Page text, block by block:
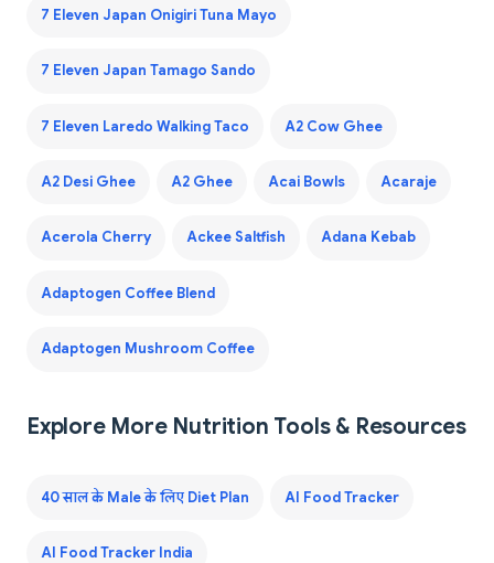
7 Eleven Japan Onigiri Tuna Mayo
7 Eleven Japan Tamago Sando
7 Eleven Laredo Walking Taco A2 Cow Ghee
A2 Desi Ghee A2 Ghee Acai Bowls Acaraje
Acerola Cherry Ackee Saltfish Adana Kebab
Adaptogen Coffee Blend
Adaptogen Mushroom Coffee
Explore More Nutrition Tools & Resources
40 साल के Male के लिए Diet Plan AI Food Tracker
AI Food Tracker India